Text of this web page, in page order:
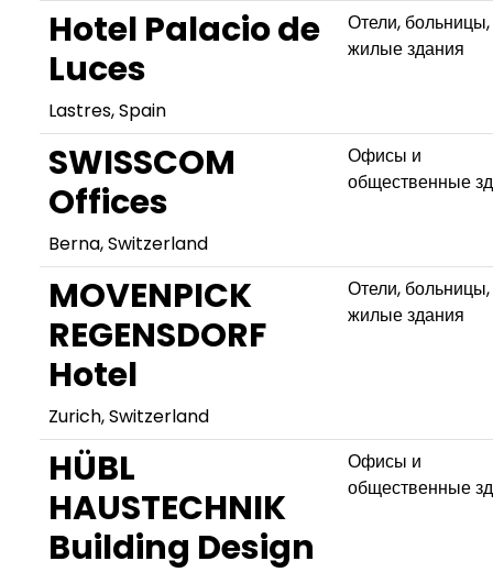
Hotel Palacio de
Luces
Lastres, Spain
Отели, больницы,
жилые здания
SWISSCOM
Offices
Berna, Switzerland
Офисы и
общественные
MOVENPICK
REGENSDORF
Hotel
Zurich, Switzerland
Отели, больницы,
жилые здания
HÜBL
HAUSTECHNIK
Building Design
Офисы и
общественные